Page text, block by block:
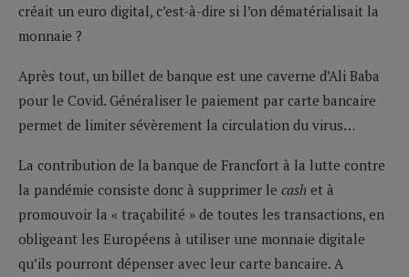
créait un euro digital, c’est-à-dire si l’on dématérialisait la
monnaie ?
Après tout, un billet de banque est une caverne d’Ali Baba
pour le Covid. Généraliser le paiement par carte bancaire
permet de limiter sévèrement la circulation du virus…
La contribution de la banque de Francfort à la lutte contre
la pandémie consiste donc à supprimer le cash et à
promouvoir la « traçabilité » de toutes les transactions, en
obligeant les Européens à utiliser une monnaie digitale
qu’ils pourront dépenser avec leur carte bancaire. A